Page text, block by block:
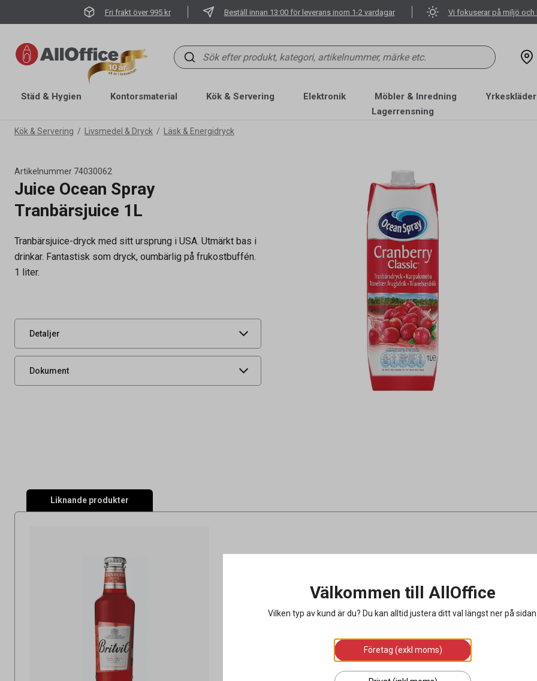
Fri frakt över 995 kr Beställ innan 13:00 för leverans inom 1-2 vardagar Vi fokuserar på miljö och
Städ & Hygien Kontorsmaterial Kök & Servering Elektronik Möbler & Inredning
Lagerrensning
Kök & Servering Livsmedel & Dryck Läsk & Energidryck
Artikelnummer 74030062
Juice Ocean Spray
Tranbärsjuice 1L
Tranbärsjuice-dryck med sitt ursprung i USA. Utmärkt bas i
drinkar. Fantastisk som dryck, oumbärlig på frukostbuffén.
1 liter.
Detaljer
Artikelnummer 74030062
Tidigare artikelnummer
UNSPSC 50202306
Dokument
Livsmedelsdatablad
Liknande produkter
Välkommen till AllOffice
Vilken typ av kund är du? Du kan alltid justera ditt val längst ner på
Företag (exkl moms)